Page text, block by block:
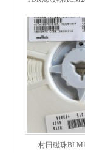
村田磁珠